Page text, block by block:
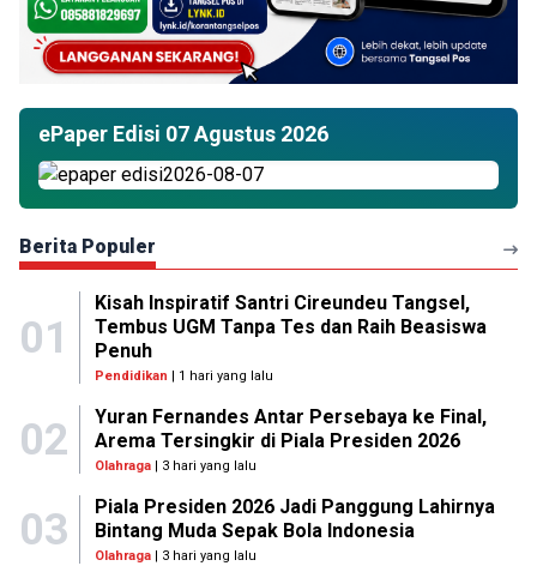
ePaper Edisi 07 Agustus 2026
Berita Populer
01
Kisah Inspiratif Santri Cireundeu Tangsel,
Tembus UGM Tanpa Tes dan Raih Beasiswa
Penuh
Pendidikan | 1 hari yang lalu
02
Yuran Fernandes Antar Persebaya ke Final,
Arema Tersingkir di Piala Presiden 2026
Olahraga| 3 hari yang lalu
03
Piala Presiden 2026 Jadi Panggung Lahirnya
Bintang Muda Sepak Bola Indonesia
Olahraga| 3 hari yang lalu